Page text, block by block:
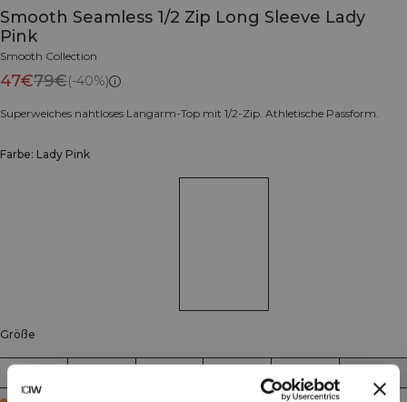
Smooth Seamless 1/2 Zip Long Sleeve Lady
Pink
Smooth Collection
47€79€(-40%)
Superweiches nahtloses Langarm-Top mit 1/2-Zip. Athletische Passform.
Farbe: Lady Pink
Größe